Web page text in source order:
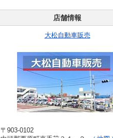
店舗情報
大松自動車販売
〒903-0102